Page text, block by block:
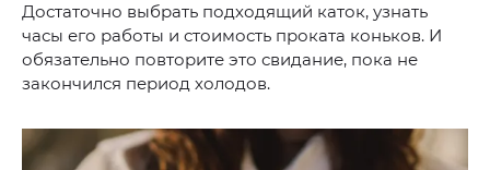
Достаточно выбрать подходящий каток, узнать
часы его работы и стоимость проката коньков. И
обязательно повторите это свидание, пока не
закончился период холодов.